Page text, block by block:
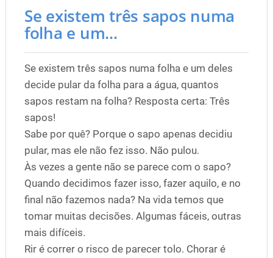
Se existem três sapos numa
folha e um...
Se existem três sapos numa folha e um deles
decide pular da folha para a água, quantos
sapos restam na folha? Resposta certa: Três
sapos!
Sabe por quê? Porque o sapo apenas decidiu
pular, mas ele não fez isso. Não pulou.
Às vezes a gente não se parece com o sapo?
Quando decidimos fazer isso, fazer aquilo, e no
final não fazemos nada? Na vida temos que
tomar muitas decisões. Algumas fáceis, outras
mais difíceis.
Rir é correr o risco de parecer tolo. Chorar é